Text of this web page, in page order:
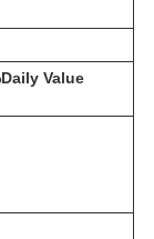
Value